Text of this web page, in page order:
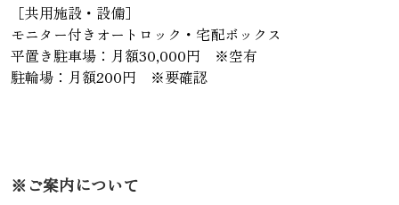
［共用施設・設備］
モニター付きオートロック・宅配ボックス
平置き駐車場：月額30,000円 ※空有
駐輪場：月額200円 ※要確認
※ご案内について